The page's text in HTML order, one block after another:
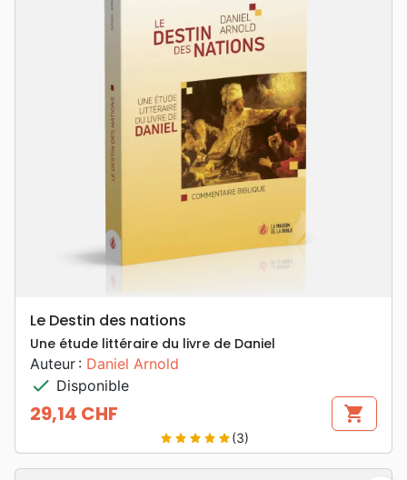
Le Destin des nations
Une étude littéraire du livre de Daniel
Auteur : Daniel Arnold
check Disponible
Prix
29,14 CHF shopping_cart
star star star star star(3)